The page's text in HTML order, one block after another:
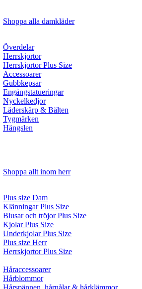
Shoppa alla damkläder
Överdelar
Herrskjortor
Herrskjortor Plus Size
Accessoarer
Gubbkepsar
Engångstatueringar
Nyckelkedjor
Läderskärp & Bälten
Tygmärken
Hängslen
Shoppa allt inom herr
Plus size Dam
Klänningar Plus Size
Blusar och tröjor Plus Size
Kjolar Plus Size
Underkjolar Plus Size
Plus size Herr
Herrskjortor Plus Size
Håraccessoarer
Hårblommor
Hårspännen, hårnålar & hårklämmor